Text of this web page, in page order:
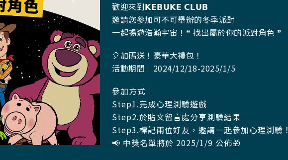
歡迎來到𝗞𝗘𝗕𝗨𝗞𝗘 𝗖𝗟𝗨𝗕
邀請您參加可不可舉辦的冬季派對
一起暢遊浩瀚宇宙！ ❝ 找出屬於你的派對角色 ❞
🎈加碼送！豪華大禮包！
活動期間｜2024/12/18-2025/1/5
參加方式｜
Step1.完成心理測驗遊戲
Step2.於貼文留言處分享測驗結果
Step3.標記兩位好友，邀請一起參加心理測驗！
📢 中獎名單將於 2025/1/9 公佈🎁